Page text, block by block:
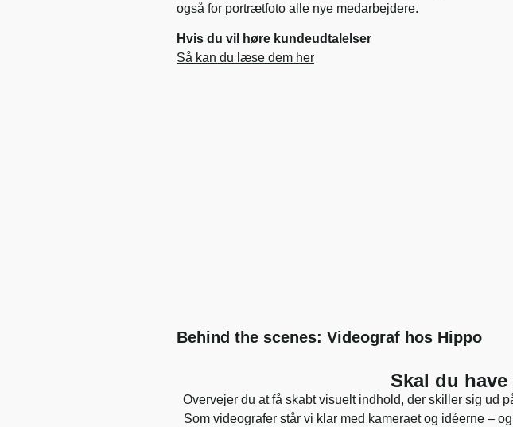
også for portrætfoto alle nye medarbejdere.
Hvis du vil høre kundeudtalelser
Så kan du læse dem her
Behind the scenes: Videograf hos Hippo
Skal du
Overvejer du at få skabt visuelt indhold, der skiller sig ud
Som videografer står vi klar med kameraet og idéerne –